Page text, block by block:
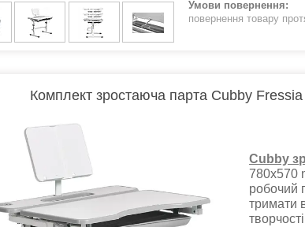
повернення товару
Комплект зростаюча парта Cubby
Cubby
780x570
робочий
тримати